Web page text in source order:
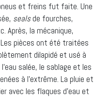
et freins fut faite. Une
sealsde fourches,
Après, la mécanique,
Les pièces ont été traitées
dilapidé et usé à
salée, le sablage et les
à l’extrême. La pluie et
avec les flaques d’eau et